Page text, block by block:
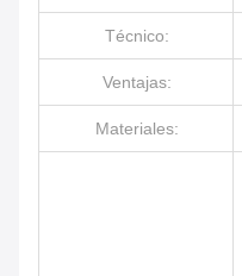
Técnico:
Ventajas:
Materiales: